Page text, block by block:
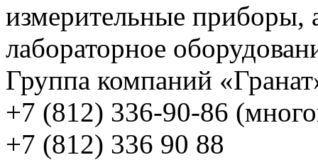
измерительные приборы,
лабораторное
Группа компаний
+7 (812) 336-90-86
+7 (812) 336 90 88